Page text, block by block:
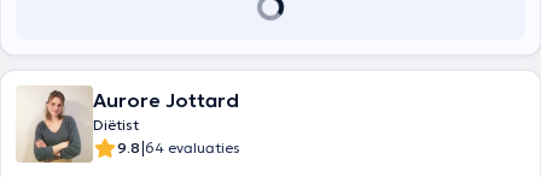
Aurore Jottard
Diëtist
9.8|64 evaluaties